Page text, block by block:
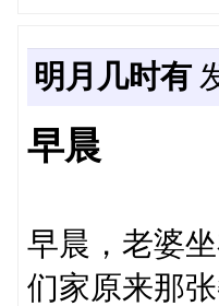
明月几时有
早晨
早晨，老婆
们家原来那